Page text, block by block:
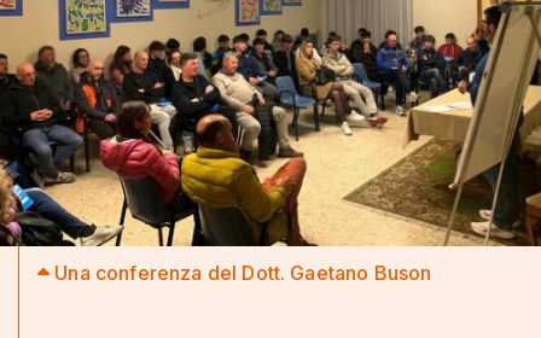
Una conferenza del Dott. Gaetano Buson